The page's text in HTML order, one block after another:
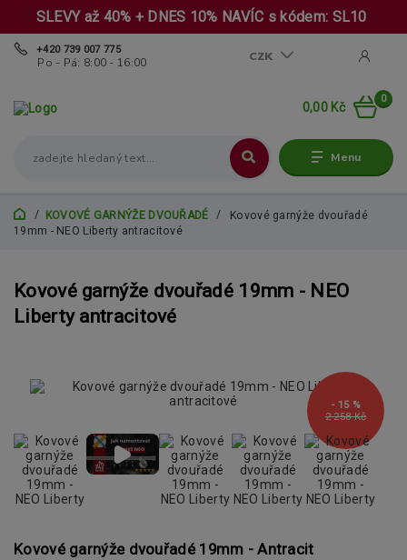
SLEVY až 40% + DNES 10% NAVÍC s kódem: SL10
Menu
CZK
+420 739 007 775
Po - Pá: 8:00 - 16:00
0
0,00 Kč
KOVOVÉ GARNÝŽE DVOUŘADÉ
Kovové garnýže dvouřadé
19mm - NEO Liberty antracitové
Kovové garnýže dvouřadé 19mm - NEO
Liberty antracitové
2 258 Kč
- 15 %
Kovové garnýže dvouřadé 19mm - Antracit